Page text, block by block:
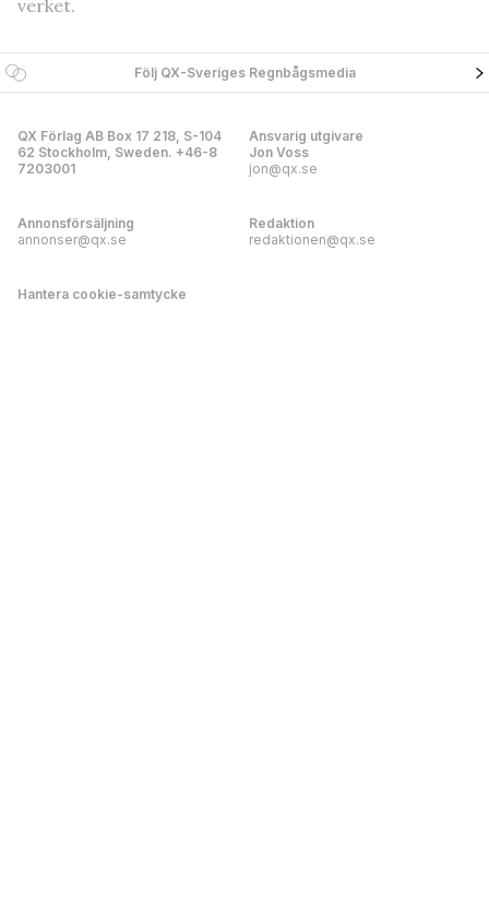
verket.
Följ QX-Sveriges Regnbågsmedia
QX Förlag AB Box 17 218, S-104
62 Stockholm, Sweden. +46-8
7203001
Ansvarig utgivare
Jon Voss
jon@qx.se
Annonsförsäljning
annonser@qx.se
Redaktion
redaktionen@qx.se
Hantera cookie-samtycke